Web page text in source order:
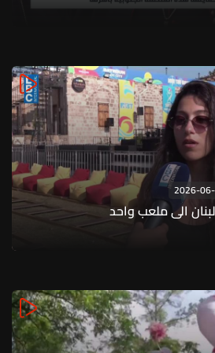
2026-
الى ملعب واحد